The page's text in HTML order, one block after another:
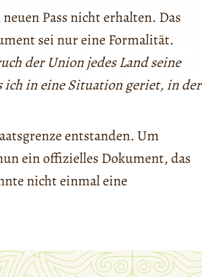
Pass nicht erhalten. Das
sei nur eine Formalität.
der Union jedes Land seine
ich in eine Situation geriet, in der
entstanden. Um
ein offizielles Dokument, das
nicht einmal eine